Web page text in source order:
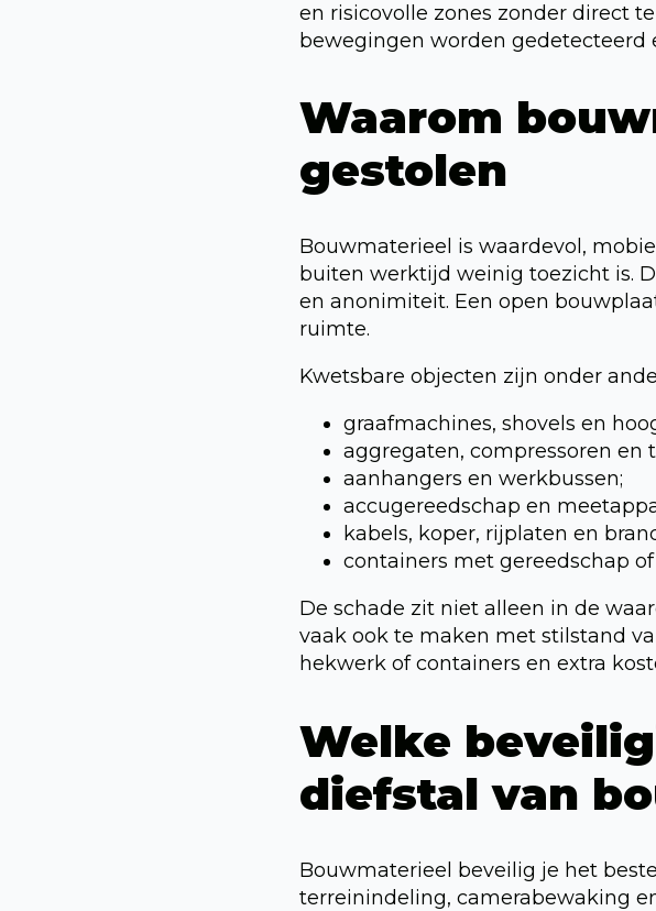
en risicovolle zones zonder direct
bewegingen worden
Waarom
gestolen
Bouwmaterieel is waardevol,
buiten werktijd weinig toezicht is.
en anonimiteit. Een open
ruimte.
Kwetsbare objecten zijn onder
graafmachines, shovels en
aggregaten, compressoren en
aanhangers en werkbussen;
accugereedschap en
kabels, koper, rijplaten en
containers met gereedschap
De schade zit niet alleen in de
vaak ook te maken met stilstand
hekwerk of containers en extra
Welke
diefstal van
Bouwmaterieel beveilig je het
terreinindeling, camerabewaking